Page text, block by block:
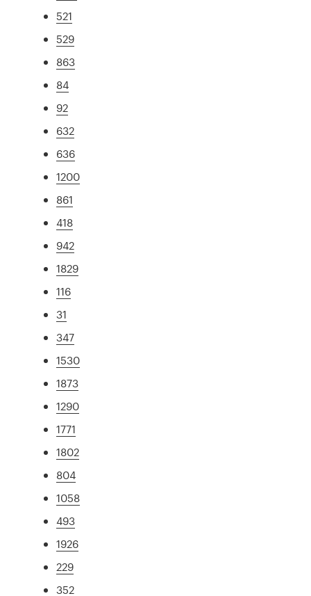
521
529
863
84
92
632
636
1200
861
418
942
1829
116
31
347
1530
1873
1290
1771
1802
804
1058
493
1926
229
352